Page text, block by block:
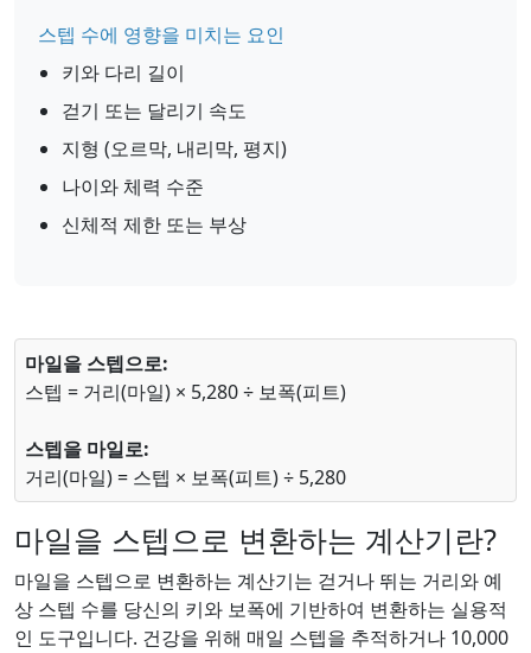
스텝 수에 영향을 미치는 요인
키와 다리 길이
걷기 또는 달리기 속도
지형 (오르막, 내리막, 평지)
나이와 체력 수준
신체적 제한 또는 부상
마일을 스텝으로:
스텝 = 거리(마일) × 5,280 ÷ 보폭(피트)
스텝을 마일로:
거리(마일) = 스텝 × 보폭(피트) ÷ 5,280
마일을 스텝으로 변환하는 계산기란?
마일을 스텝으로 변환하는 계산기는 걷거나 뛰는 거리와 예
상 스텝 수를 당신의 키와 보폭에 기반하여 변환하는 실용적
인 도구입니다. 건강을 위해 매일 스텝을 추적하거나 10,000